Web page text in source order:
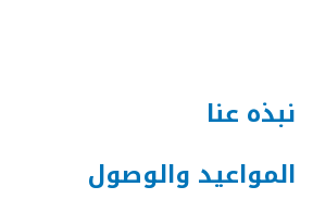
نبذه عنا
المواعيد والوصول